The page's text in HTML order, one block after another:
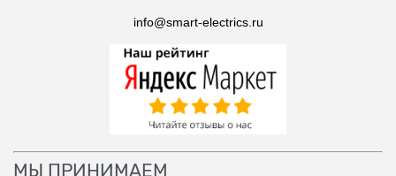
info@smart-electrics.ru
МЫ ПРИНИМАЕМ